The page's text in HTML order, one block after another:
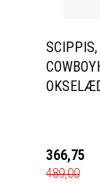
SCIPPIS,
366,75
489,00